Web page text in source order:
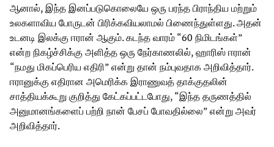
ஆனால், இந்த இனப்படுகொலையே ஒரு பரந்த பிராந்திய மற்றும்
உலகளாவிய போருடன் பிரிக்கவியலாமல் பிணைந்துள்ளது. அதன்
உடனடி இலக்கு ஈரான் ஆகும். கடந்த வாரம் “60 நிமிடங்கள்”
என்ற நிகழ்ச்சிக்கு அளித்த ஒரு நேர்காணலில், ஹாரிஸ் ஈரான்
“நமது மிகப்பெரிய எதிரி” என்று தான் நம்புவதாக அறிவித்தார்.
ஈரானுக்கு எதிரான அமெரிக்க இராணுவத் தாக்குதலின்
சாத்தியக்கூறு குறித்து கேட்கப்பட்டபோது, “இந்த தருணத்தில்
அனுமானங்களைப் பற்றி நான் பேசப் போவதில்லை” என்று அவர்
அறிவித்தார்.